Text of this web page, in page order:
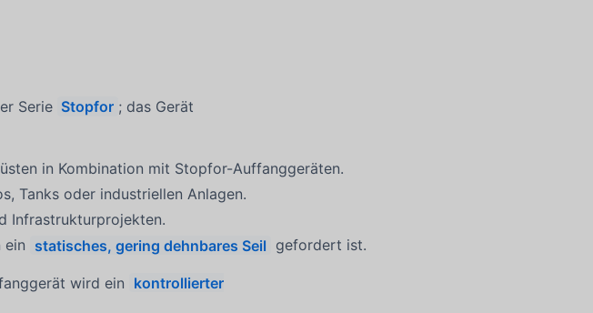
Serie Stopfor ; das Gerät
in Kombination mit Stopfor-Auffanggeräten.
Tanks oder industriellen Anlagen.
Infrastrukturprojekten.
ein statisches, gering dehnbares Seil gefordert ist.
wird ein
kontrollierter